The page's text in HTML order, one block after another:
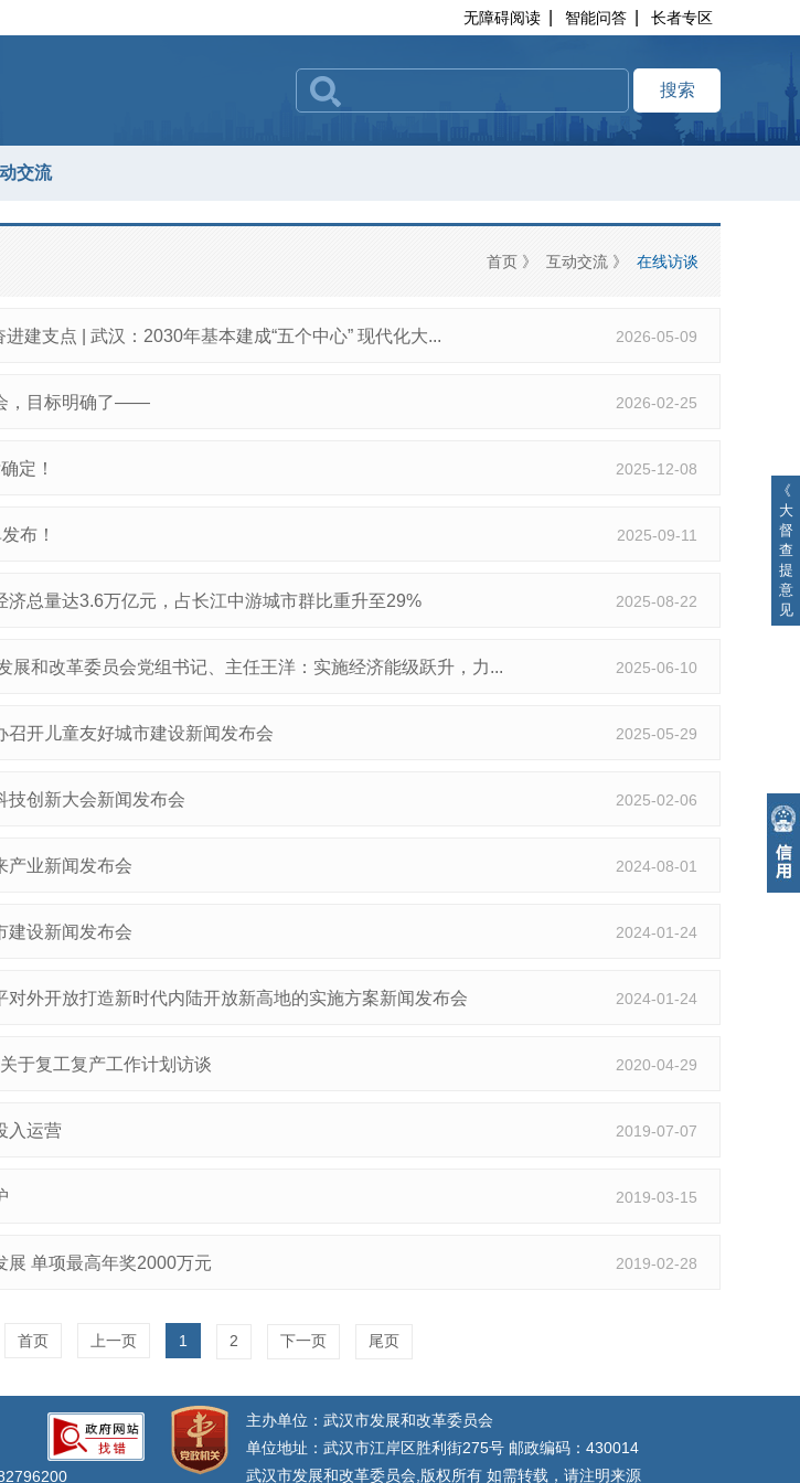
无障碍阅读 智能问答 长者专区
搜索
交流
首页 》 互动交流 》 在线访谈
进建支点 | 武汉：2030年基本建成“五个中心” 现代化大... 2026-05-09
，目标明确了—— 2026-02-25
定！ 2025-12-08
布！ 2025-09-11
济总量达3.6万亿元，占长江中游城市群比重升至29% 2025-08-22
展和改革委员会党组书记、主任王洋：实施经济能级跃升，力... 2025-06-10
召开儿童友好城市建设新闻发布会 2025-05-29
技创新大会新闻发布会 2025-02-06
产业新闻发布会 2024-08-01
建设新闻发布会 2024-01-24
对外开放打造新时代内陆开放新高地的实施方案新闻发布会 2024-01-24
于复工复产工作计划访谈 2020-04-29
入运营 2019-07-07
2019-03-15
展 单项最高年奖2000万元 2019-02-28
首页 上一页 1 2 下一页 尾页
《
大
督
查
提
意
见
主办单位：武汉市发展和改革委员会
单位地址：武汉市江岸区胜利街275号 邮政编码：430014
武汉市发展和改革委员会,版权所有 如需转载，请注明来源